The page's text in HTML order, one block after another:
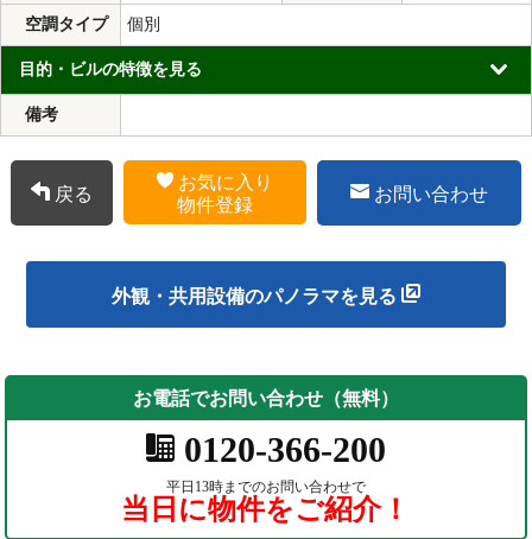
空調タイプ 個別
目的・ビルの特徴を見る
備考
戻る
お気に入り
物件登録
お問い合わせ
外観・共用設備のパノラマを見る
お電話でお問い合わせ（無料）
0120-366-200
平日13時までのお問い合わせで
当日に物件をご紹介！